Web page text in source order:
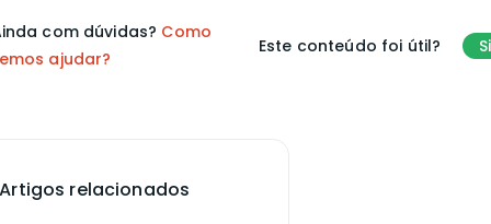
com dúvidas? Como
ajudar?
Este conteúdo foi útil?
Artigos relacionados